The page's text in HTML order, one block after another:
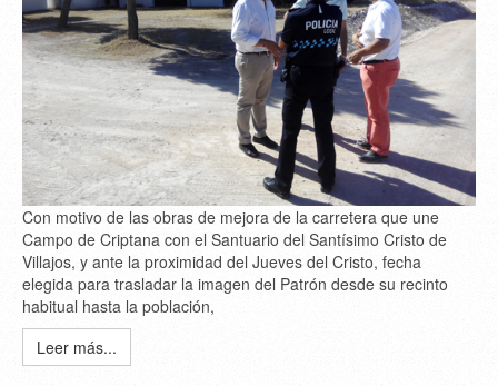
Con motivo de las obras de mejora de la carretera que une
Campo de Criptana con el Santuario del Santísimo Cristo de
Villajos, y ante la proximidad del Jueves del Cristo, fecha
elegida para trasladar la imagen del Patrón desde su recinto
habitual hasta la población,
Leer más...